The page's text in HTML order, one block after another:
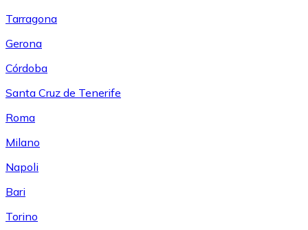
Tarragona
Gerona
Córdoba
Santa Cruz de Tenerife
Roma
Milano
Napoli
Bari
Torino